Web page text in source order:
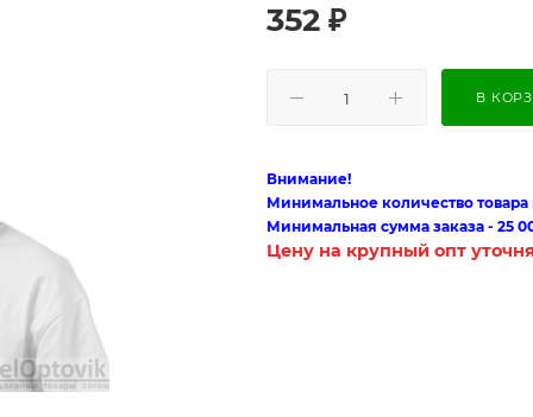
352 ₽
В
Внимание!
Минимальное количество товара
Минимальная сумма заказа - 25
Цену на крупный опт